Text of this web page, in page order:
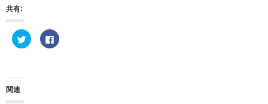
共有:
ク
リ
F
a
関連